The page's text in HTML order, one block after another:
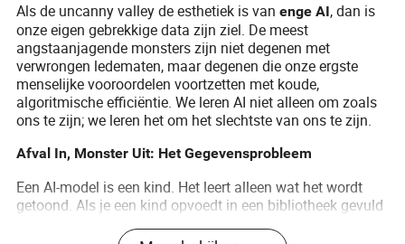
Als de uncanny valley de esthetiek is vanenge AI, dan is
onze eigen gebrekkige data zijn ziel. De meest
angstaanjagende monsters zijn niet degenen met
verwrongen ledematen, maar degenen die onze ergste
menselijke vooroordelen voortzetten met koude,
algoritmische efficiëntie. We leren AI niet alleen om zoals
ons te zijn; we leren het om het slechtste van ons te zijn.
Afval In, Monster Uit: Het Gegevensprobleem
Een AI-model is een kind. Het leert alleen wat het wordt
getoond. Als je een kind opvoedt in een bibliotheek gevuld